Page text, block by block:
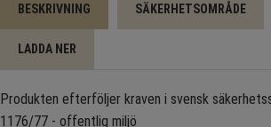
BESKRIVNING SÄKERHETSOMRÅDE
LADDA NER
Produkten efterföljer kraven i svensk
1176/77 - offentlig miljö